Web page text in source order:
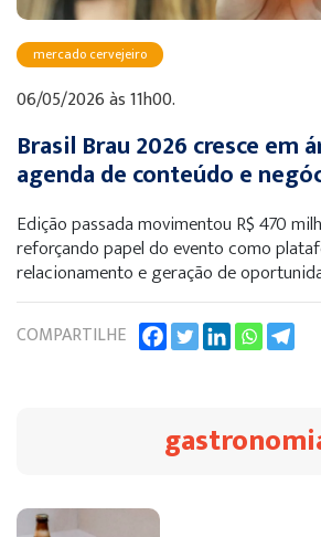
mercado cervejeiro
06/05/2026 às 11h00.
Brasil Brau 2026 cresce em
agenda de conteúdo e
Edição passada movimentou R$ 470
reforçando papel do evento como
relacionamento e geração de
COMPARTILHE